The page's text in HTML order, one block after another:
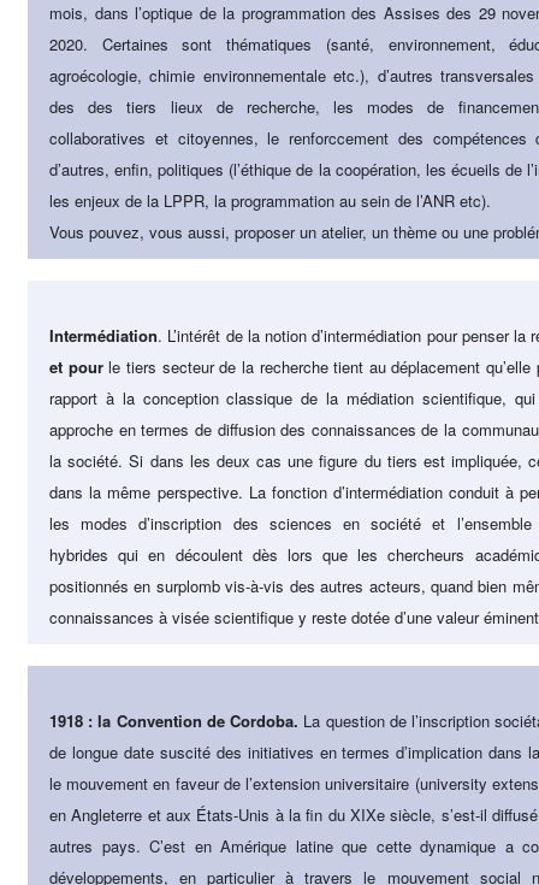
mois, dans l’optique de la programmation des Assises des 29
2020. Certaines sont thématiques (santé, environnement,
agroécologie, chimie environnementale etc.), d’autres
des des tiers lieux de recherche, les modes de
collaboratives et citoyennes, le renforccement des
d’autres, enfin, politiques (l’éthique de la coopération, les écueils de
les enjeux de la LPPR, la programmation au sein de l’ANR etc).
Vous pouvez, vous aussi, proposer un atelier, un thème ou une
Intermédiation. L’intérêt de la notion d’intermédiation pour penser la
et pourle tiers secteur de la recherche tient au déplacement qu’elle
rapport à la conception classique de la médiation scientifique,
approche en termes de diffusion des connaissances de la
la société. Si dans les deux cas une figure du tiers est impliquée,
dans la même perspective. La fonction d’intermédiation conduit à
les modes d’inscription des sciences en société et l’ensemble
hybrides qui en découlent dès lors que les chercheurs
positionnés en surplomb vis-à-vis des autres acteurs, quand bien
connaissances à visée scientifique y reste dotée d’une valeur
1918 : la Convention de Cordoba. La question de l’inscription
de longue date suscité des initiatives en termes d’implication dans
le mouvement en faveur de l’extension universitaire (university
en Angleterre et aux États-Unis à la fin du XIXe siècle, s’est-il
autres pays. C’est en Amérique latine que cette dynamique a
développements, en particulier à travers le mouvement social